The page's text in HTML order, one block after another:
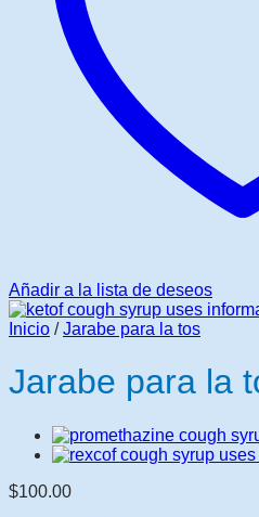
Añadir a la lista de deseos
Inicio / Jarabe para la tos
Jarabe para la
$100.00